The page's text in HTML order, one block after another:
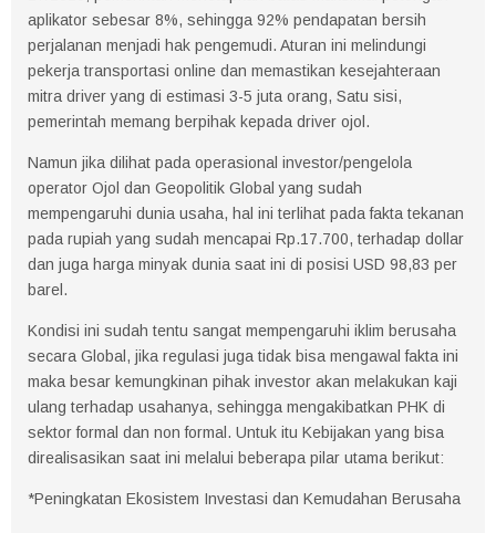
aplikator sebesar 8%, sehingga 92% pendapatan bersih
perjalanan menjadi hak pengemudi. Aturan ini melindungi
pekerja transportasi online dan memastikan kesejahteraan
mitra driver yang di estimasi 3-5 juta orang, Satu sisi,
pemerintah memang berpihak kepada driver ojol.
Namun jika dilihat pada operasional investor/pengelola
operator Ojol dan Geopolitik Global yang sudah
mempengaruhi dunia usaha, hal ini terlihat pada fakta tekanan
pada rupiah yang sudah mencapai Rp.17.700, terhadap dollar
dan juga harga minyak dunia saat ini di posisi USD 98,83 per
barel.
Kondisi ini sudah tentu sangat mempengaruhi iklim berusaha
secara Global, jika regulasi juga tidak bisa mengawal fakta ini
maka besar kemungkinan pihak investor akan melakukan kaji
ulang terhadap usahanya, sehingga mengakibatkan PHK di
sektor formal dan non formal. Untuk itu Kebijakan yang bisa
direalisasikan saat ini melalui beberapa pilar utama berikut:
*Peningkatan Ekosistem Investasi dan Kemudahan Berusaha